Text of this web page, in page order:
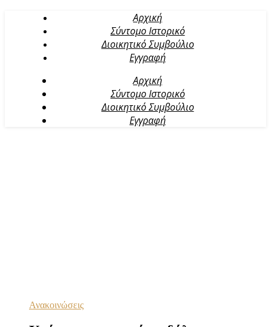
Αρχική
Σύντομο Ιστορικό
Διοικητικό Συμβούλιο
Εγγραφή
Αρχική
Σύντομο Ιστορικό
Διοικητικό Συμβούλιο
Εγγραφή
Ανακοινώσεις